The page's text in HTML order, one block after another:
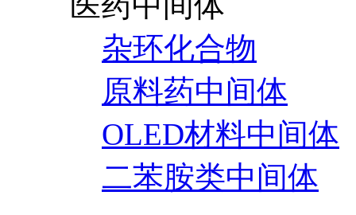
杂环化合物
原料药中间体
OLED材料中间体
二苯胺类中间体